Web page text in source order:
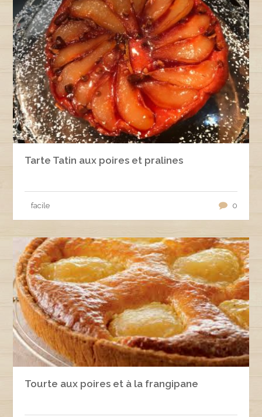
Tarte Tatin aux poires et pralines
facile 0
Tourte aux poires et à la frangipane